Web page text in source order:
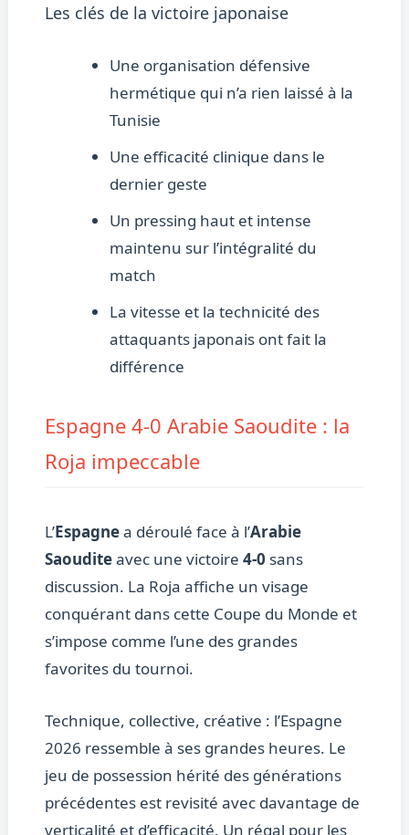
Les clés de la victoire japonaise
Une organisation défensive
hermétique qui n’a rien laissé à la
Tunisie
Une efficacité clinique dans le
dernier geste
Un pressing haut et intense
maintenu sur l’intégralité du
match
La vitesse et la technicité des
attaquants japonais ont fait la
différence
Espagne 4-0 Arabie Saoudite : la
Roja impeccable
L’Espagnea déroulé face à l’Arabie
Saouditeavec une victoire 4-0 sans
discussion. La Roja affiche un visage
conquérant dans cette Coupe du Monde et
s’impose comme l’une des grandes
favorites du tournoi.
Technique, collective, créative : l’Espagne
2026 ressemble à ses grandes heures. Le
jeu de possession hérité des générations
précédentes est revisité avec davantage de
verticalité et d’efficacité. Un régal pour les